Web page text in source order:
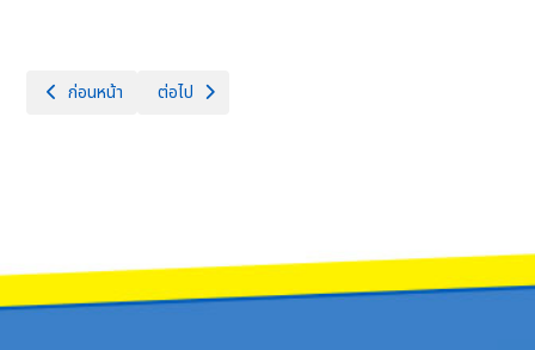
เนื้อหาก่อนหน้า: วันที่ 16 ตุลาคม 2567 เวลา 09.00 น. มูลนิธิจูเนียร์อะ
ก่อนหน้า เนื้อหาถัดไป: วันศุกร์ที่ 13 ตุลาคม 2567 เวลา 06.30 น.
ต่อไป